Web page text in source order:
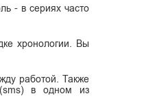
- в сериях часто
хронологии. Вы
работой. Также
в одном из